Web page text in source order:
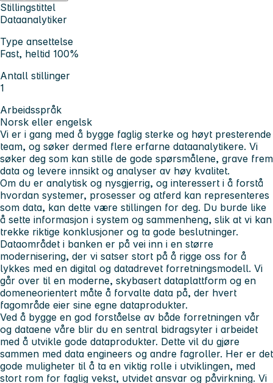
Stillingstittel
Dataanalytiker
Type ansettelse
Fast, heltid 100%
Antall stillinger
1
Arbeidsspråk
Norsk eller engelsk
Vi er i gang med å bygge faglig sterke og høyt presterende
team, og søker dermed flere erfarne dataanalytikere. Vi
søker deg som kan stille de gode spørsmålene, grave frem
data og levere innsikt og analyser av høy kvalitet.
Om du er analytisk og nysgjerrig, og interessert i å forstå
hvordan systemer, prosesser og atferd kan representeres
som data, kan dette være stillingen for deg. Du burde like
å sette informasjon i system og sammenheng, slik at vi kan
trekke riktige konklusjoner og ta gode beslutninger.
Dataområdet i banken er på vei inn i en større
modernisering, der vi satser stort på å rigge oss for å
lykkes med en digital og datadrevet forretningsmodell. Vi
går over til en moderne, skybasert dataplattform og en
domeneorientert måte å forvalte data på, der hvert
fagområde eier sine egne dataprodukter.
Ved å bygge en god forståelse av både forretningen vår
og dataene våre blir du en sentral bidragsyter i arbeidet
med å utvikle gode dataprodukter. Dette vil du gjøre
sammen med data engineers og andre fagroller. Her er det
gode muligheter til å ta en viktig rolle i utviklingen, med
stort rom for faglig vekst, utvidet ansvar og påvirkning. Vi